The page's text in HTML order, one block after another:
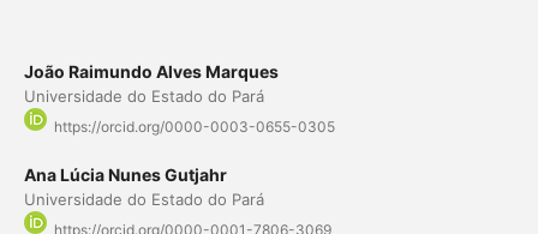
João Raimundo Alves Marques
Universidade do Estado do Pará
https://orcid.org/0000-0003-0655-0305
Ana Lúcia Nunes Gutjahr
Universidade do Estado do Pará
https://orcid.org/0000-0001-7806-3069